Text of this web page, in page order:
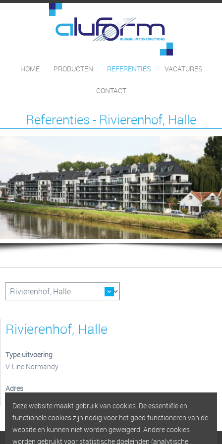
HOME PRODUCTEN REFERENTIES VACATURES
CONTACT
Referenties - Rivierenhof, Halle
Rivierenhof, Halle
Type uitvoering
V-Line Normandy
Adres
Deze website maakt gebruik van cookies. De essentiële en
functionele cookies zijn nodig voor het goed functioneren van de
website en kunnen niet worden geweigerd. Andere cookies
worden gebruikt voor statistische doeleinden (analytische